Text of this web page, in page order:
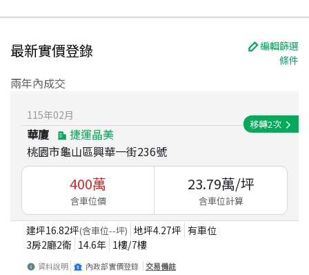
最新實價登錄
編輯篩選
條件
兩年內成交
115年02月
華廈
捷運晶美
桃園市龜山區興華一街236號
移轉2次
400萬
含車位價
23.79萬/坪
含車位計算
建坪16.82坪(含車位--坪) 地坪4.27坪 有車位
3房2廳2衛 14.6年 1樓/7樓
資料說明 內政部實價登錄 交易備註